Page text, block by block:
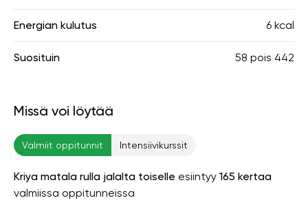
Energian kulutus 6 kcal
Suosituin 58 pois 442
Missä voi löytää
Valmiit oppitunnit Intensiivikurssit
Kriya matala rulla jalalta toiselle esiintyy 165 kertaa
valmiissa oppitunneissa